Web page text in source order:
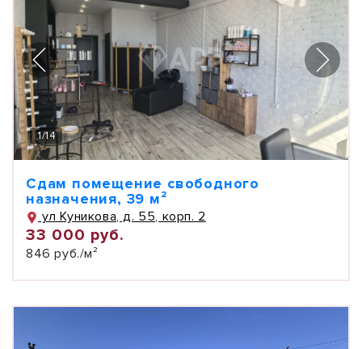
1/14
Сдам помещение свободного
назначения, 39 м²
ул Куникова, д. 55, корп. 2
33 000 руб.
846 руб./м²